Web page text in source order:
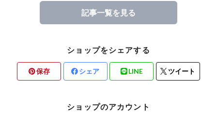
記事一覧を見る
ショップをシェアする
保存 シェア LINE ツイート
ショップのアカウント